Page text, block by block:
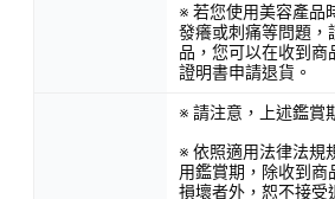
※ 若您使用美容產品
發癢或刺痛等問題，
品，您可以在收到商
證明書申請退貨。
※ 請注意，上述鑑賞
※ 依照適用法律法規
用鑑賞期，除收到商
損壞者外，恕不接受